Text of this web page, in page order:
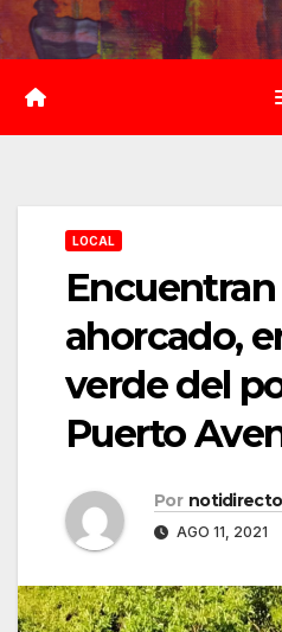
Saltar
al
contenido
LOCAL
ahorcado,
verde del
Puerto
Por
AGO 11, 2021